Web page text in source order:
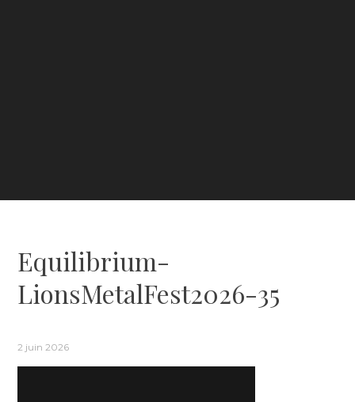
Equilibrium-
LionsMetalFest2026-35
2 juin 2026